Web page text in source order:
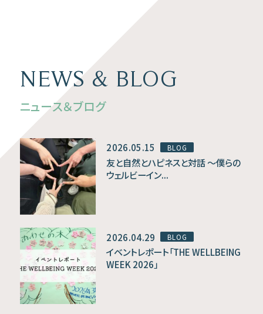
NEWS & BLOG
ニュース＆ブログ
2026.05.15 BLOG
友と自然とハピネスと対話 〜僕らの
ウェルビーイン...
2026.04.29 BLOG
イベントレポート「THE WELLBEING
WEEK 2026」